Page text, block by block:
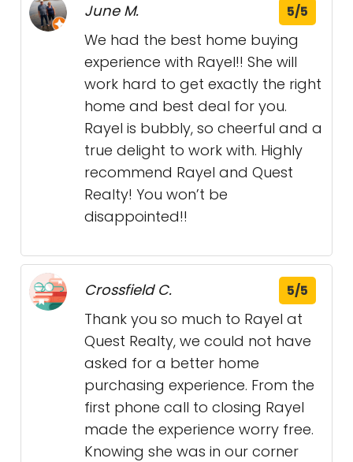
June M. 5/5
We had the best home buying
experience with Rayel!! She will
work hard to get exactly the right
home and best deal for you.
Rayel is bubbly, so cheerful and a
true delight to work with. Highly
recommend Rayel and Quest
Realty! You won’t be
disappointed!!
Crossfield C. 5/5
Thank you so much to Rayel at
Quest Realty, we could not have
asked for a better home
purchasing experience. From the
first phone call to closing Rayel
made the experience worry free.
Knowing she was in our corner